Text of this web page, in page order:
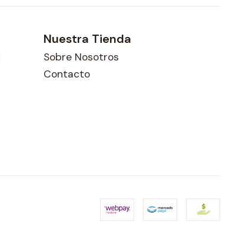
Nuestra Tienda
Sobre Nosotros
Contacto